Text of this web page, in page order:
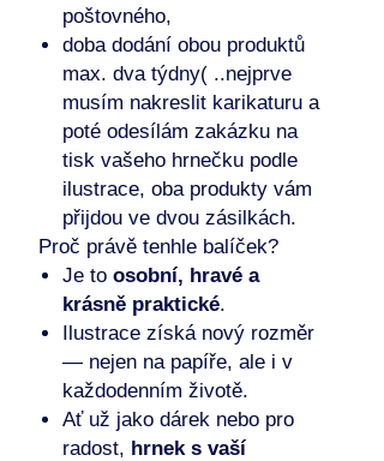
poštovného,
doba dodání obou produktů
max. dva týdny( ..nejprve
musím nakreslit karikaturu a
poté odesílám zakázku na
tisk vašeho hrnečku podle
ilustrace, oba produkty vám
přijdou ve dvou zásilkách.
Proč právě tenhle balíček?
Je to osobní, hravé a
krásně praktické.
Ilustrace získá nový rozměr
— nejen na papíře, ale i v
každodenním životě.
Ať už jako dárek nebo pro
radost, hrnek s vaší